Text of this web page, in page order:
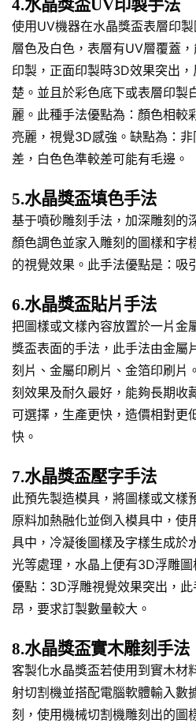
4.水晶獎盃UV印製手法
使用UV機器在水晶獎盃表層印
層色及白色，表層有UV層覆蓋
印製，正面印製時3D效果突出
楚。並且於彩色底下或表層印製
麗。此種手法優點為：顏色相較
亮麗，視覺3D感強。缺點為：
差，白色色準較差可能有毛邊。
5.水晶獎盃填色手法
基于噴砂雕刻手法，加深雕刻的
顏色調色並家入雕刻的圖樣和字
的視覺效果。此手法優點是：吸
6.水晶獎盃貼片手法
把圖樣或文樣內容放置於一片金
獎盃表面的手法，此手法由金屬
刻片、金屬印刷片、金箔印刷片
刻效果及耐久最好，能夠長期收
可選擇，生產更快，造價相對更
快。
7.水晶獎盃壓字手法
此預先製造模具，將圖樣或文樣
原料加熱融化並倒入模具中，使
具中，冷凝後圖樣及字樣生成於
光等處理，水晶上便有3D浮雕
優點：3D浮雕視覺效果突出，
昂，要求訂製數量較大。
8.水晶獎盃實木雕刻手法
客製化水晶獎盃若使用到實木材
射切割機並搭配電腦軟體輸入數
刻，使用機械切割機雕刻出的圖